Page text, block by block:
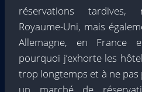
réservations
Royaume-Uni, mais
Allemagne, en France
pourquoi j’exhorte les
trop longtemps et à ne